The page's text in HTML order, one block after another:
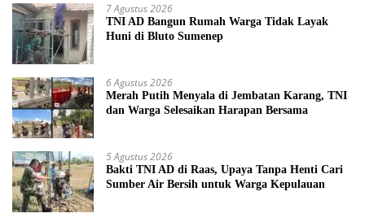
7 Agustus 2026
TNI AD Bangun Rumah Warga Tidak Layak
Huni di Bluto Sumenep
6 Agustus 2026
Merah Putih Menyala di Jembatan Karang, TNI
dan Warga Selesaikan Harapan Bersama
5 Agustus 2026
Bakti TNI AD di Raas, Upaya Tanpa Henti Cari
Sumber Air Bersih untuk Warga Kepulauan